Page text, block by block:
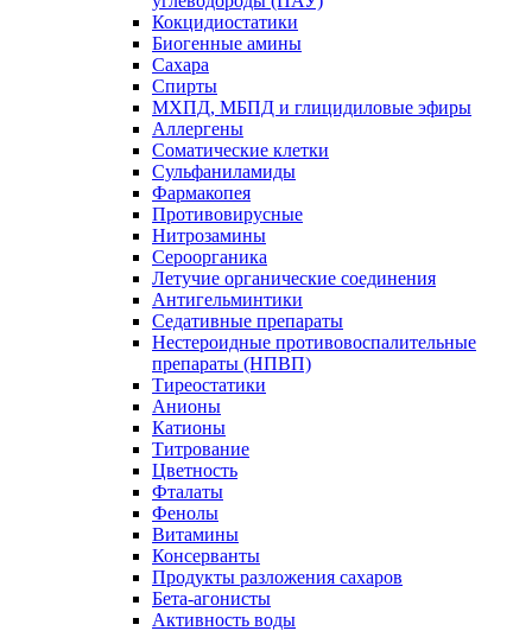
Кокцидиостатики
Биогенные амины
Сахара
Спирты
МХПД, МБПД и глицидиловые эфиры
Аллергены
Соматические клетки
Сульфаниламиды
Фармакопея
Противовирусные
Нитрозамины
Сероорганика
Летучие органические соединения
Антигельминтики
Седативные препараты
Нестероидные противовоспалительные
препараты (НПВП)
Тиреостатики
Анионы
Катионы
Титрование
Цветность
Фталаты
Фенолы
Витамины
Консерванты
Продукты разложения сахаров
Бета-агонисты
Активность воды